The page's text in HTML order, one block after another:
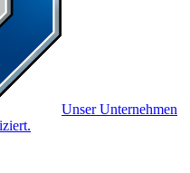
Unser Unternehmen